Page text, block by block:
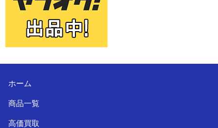
ホーム
商品一覧
高価買取